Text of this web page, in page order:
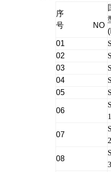
序
号 NO
01
02
03
04
05
06
07
08